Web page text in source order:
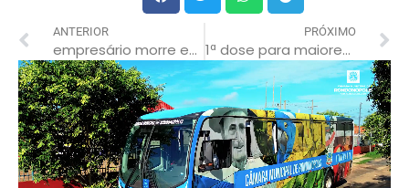
ANTERIOR
empresário morre em acidente entre moto de alta cilindrada e carro em mt
PRÓXIMO
1ª dose para maiores de 18 anos está sendo feita na praça dos carreiros